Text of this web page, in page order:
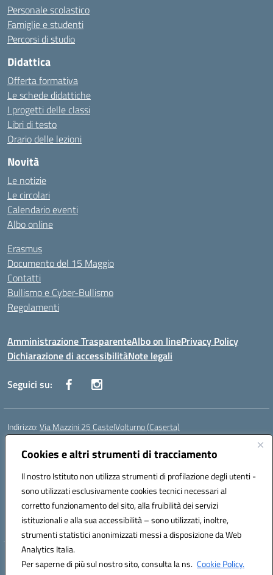
Cookies e altri strumenti di tracciamento
Il nostro Istituto non utilizza strumenti di profilazione degli utenti -
sono utilizzati esclusivamente cookies tecnici necessari al
corretto funzionamento del sito, alla fruibilità dei servizi
istituzionali e alla sua accessibilità – sono utilizzati, inoltre,
strumenti statistici anonimizzati messi a disposizione da Web
Analytics Italia.
Per saperne di più sul nostro sito, consulta la ns. Cookie Policy.
Personale scolastico
Famiglie e studenti
Percorsi di studio
Didattica
Offerta formativa
Le schede didattiche
I progetti delle classi
Libri di testo
Orario delle lezioni
Novità
Le notizie
Le circolari
Calendario eventi
Albo online
Erasmus
Documento del 15 Maggio
Contatti
Bullismo e Cyber-Bullismo
Regolamenti
Amministrazione TrasparenteAlbo on linePrivacy Policy
Dichiarazione di accessibilitàNote legali
Seguici su:
Indirizzo:Via Mazzini 25 CastelVolturno (Caserta)
Centralino:
Posta elettronica certificata (PEC):ceis014005@pec.istruzione.it
Codice fiscale: 93063510619
Codice meccanografico:CEIS014005
Codice Indice delle Pubbliche Amministrazioni (IPA): istsc_ceis014005
Codice unico di fatturazione (CUF): UOU8EW
Hosting & Powered by 3D Solution S.r.l.